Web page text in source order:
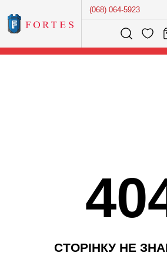
(068) 064-5923
Розумний пошук...
СТОРІНКУ НЕ ЗНА